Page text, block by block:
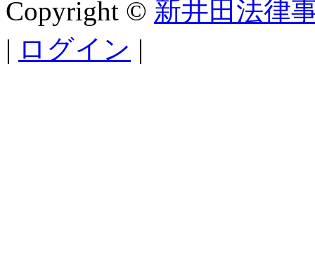
Copyright © 新井田法律
| ログイン |